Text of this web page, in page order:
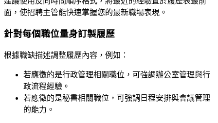
面，使招聘主管能快速掌握您的最新職場表現。
針對每個職位量身訂製履歷
根據職缺描述調整履歷內容，例如：
若應徵的是行政管理相關職位，可強調辦公室管理與行
政流程經驗。
若應徵的是秘書相關職位，可強調日程安排與會議管理
的能力。